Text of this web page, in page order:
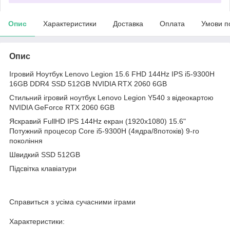
Опис Характеристики Доставка Оплата Умови
Опис
Ігровий Ноутбук Lenovo Legion 15.6 FHD 144Hz IPS i5-9300H
16GB DDR4 SSD 512GB NVIDIA RTX 2060 6GB
Стильний ігровий ноутбук Lenovo Legion Y540 з відеокартою
NVIDIA GeForce RTX 2060 6GB
Яскравий FullHD IPS 144Hz екран (1920х1080) 15.6"
Потужний процесор Core i5-9300H (4ядра/8потоків) 9-го
покоління
Швидкий SSD 512GB
Підсвітка клавіатури
Справиться з усіма сучасними іграми
Характеристики: